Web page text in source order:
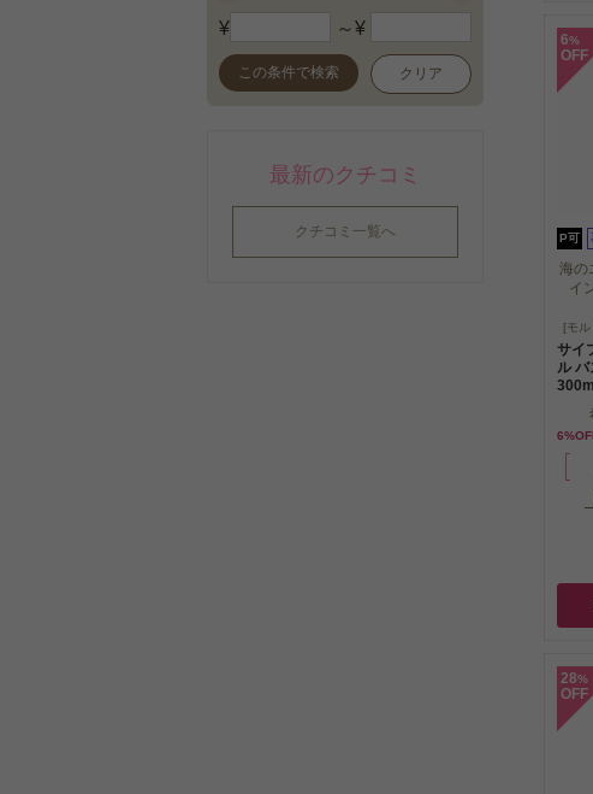
¥ ～¥
この条件で検索 クリア
最新のクチコミ
クチコミ一覧へ
6%
OFF
P可
海の
イ
海
イ
[モ
サイ
ル バ
300ml
28%
OFF